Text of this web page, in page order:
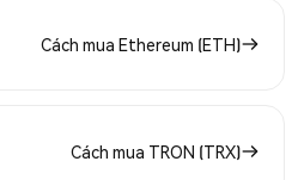
Cách mua Ethereum (ETH)
Cách mua TRON (TRX)